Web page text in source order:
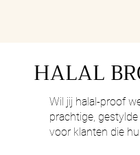
HALAL
Wil jij halal-proof
prachtige,
voor klanten die